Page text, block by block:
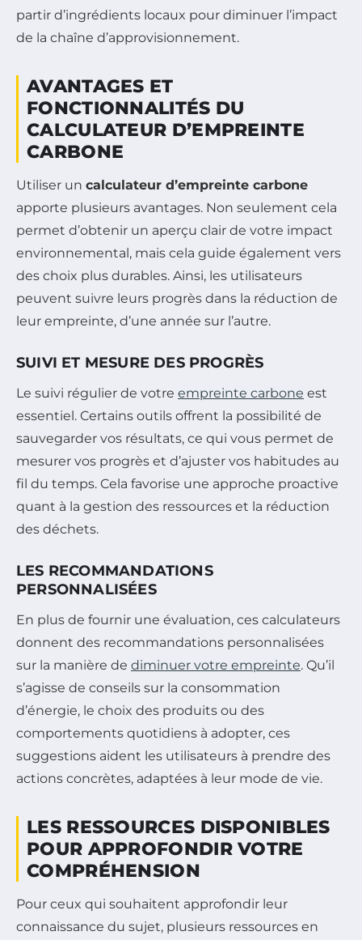
partir d’ingrédients locaux pour diminuer l’impact
de la chaîne d’approvisionnement.
AVANTAGES ET
FONCTIONNALITÉS DU
CALCULATEUR D’EMPREINTE
CARBONE
Utiliser un calculateur d’empreinte carbone
apporte plusieurs avantages. Non seulement cela
permet d’obtenir un aperçu clair de votre impact
environnemental, mais cela guide également vers
des choix plus durables. Ainsi, les utilisateurs
peuvent suivre leurs progrès dans la réduction de
leur empreinte, d’une année sur l’autre.
SUIVI ET MESURE DES PROGRÈS
Le suivi régulier de votre empreinte carbone est
essentiel. Certains outils offrent la possibilité de
sauvegarder vos résultats, ce qui vous permet de
mesurer vos progrès et d’ajuster vos habitudes au
fil du temps. Cela favorise une approche proactive
quant à la gestion des ressources et la réduction
des déchets.
LES RECOMMANDATIONS
PERSONNALISÉES
En plus de fournir une évaluation, ces calculateurs
donnent des recommandations personnalisées
sur la manière de diminuer votre empreinte. Qu’il
s’agisse de conseils sur la consommation
d’énergie, le choix des produits ou des
comportements quotidiens à adopter, ces
suggestions aident les utilisateurs à prendre des
actions concrètes, adaptées à leur mode de vie.
LES RESSOURCES DISPONIBLES
POUR APPROFONDIR VOTRE
COMPRÉHENSION
Pour ceux qui souhaitent approfondir leur
connaissance du sujet, plusieurs ressources en